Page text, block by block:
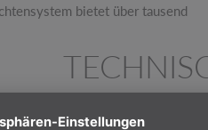
bietet über tausend
Höhe